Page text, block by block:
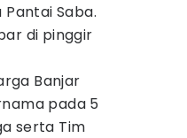
Saba.
di pinggir
Banjar
pada 5
serta Tim